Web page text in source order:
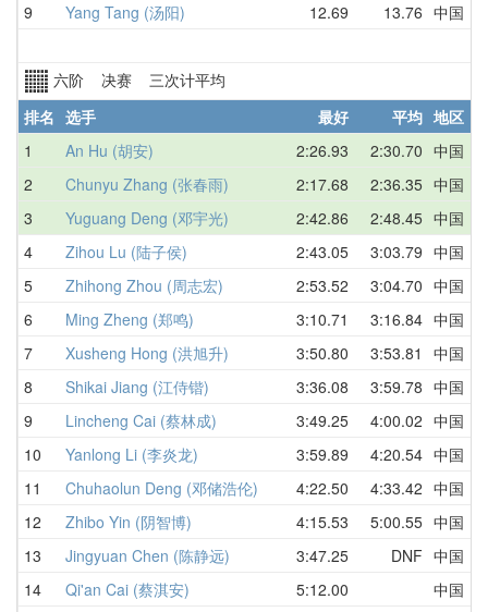
9
Yang Tang (汤阳) 12.69 13.76 中国
六阶 决赛 三次计平均
排名 选手 最好 平均 地区
1
An Hu (胡安) 2:26.93 2:30.70 中国
2
Chunyu Zhang (张春雨) 2:17.68 2:36.35 中国
3
Yuguang Deng (邓宇光) 2:42.86 2:48.45 中国
4
Zihou Lu (陆子侯) 2:43.05 3:03.79 中国
5
Zhihong Zhou (周志宏) 2:53.52 3:04.70 中国
6
Ming Zheng (郑鸣) 3:10.71 3:16.84 中国
7
Xusheng Hong (洪旭升) 3:50.80 3:53.81
中国
8
Shikai Jiang (江侍锴) 3:36.08 3:59.78 中国
9
Lincheng Cai (蔡林成) 3:49.25 4:00.02 中国
10
Yanlong Li (李炎龙) 3:59.89 4:20.54 中国
11
Chuhaolun Deng (邓储浩伦) 4:22.50 4:33.42 中国
12
Zhibo Yin (阴智博) 4:15.53 5:00.55 中国
13
Jingyuan Chen (陈静远) 3:47.25 DNF 中国
14
Qi'an Cai (蔡淇安) 5:12.00
中国